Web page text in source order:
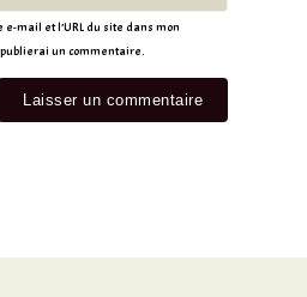
mail et l’URL du site dans mon
un commentaire.